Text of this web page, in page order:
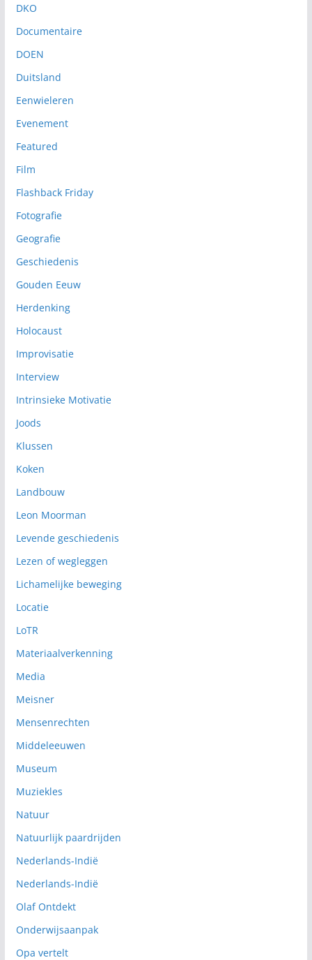
DKO
Documentaire
DOEN
Duitsland
Eenwieleren
Evenement
Featured
Film
Flashback Friday
Fotografie
Geografie
Geschiedenis
Gouden Eeuw
Herdenking
Holocaust
Improvisatie
Interview
Intrinsieke Motivatie
Joods
Klussen
Koken
Landbouw
Leon Moorman
Levende geschiedenis
Lezen of wegleggen
Lichamelijke beweging
Locatie
LoTR
Materiaalverkenning
Media
Meisner
Mensenrechten
Middeleeuwen
Museum
Muziekles
Natuur
Natuurlijk paardrijden
Nederlands-Indië
Nederlands-Indië
Olaf Ontdekt
Onderwijsaanpak
Opa vertelt